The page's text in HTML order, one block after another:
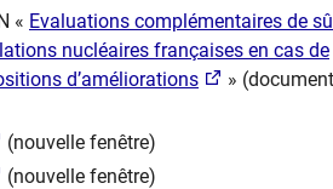
« Evaluations complémentaires de
nucléaires françaises en cas de
d’améliorations
» (document
(nouvelle fenêtre)
(nouvelle fenêtre)